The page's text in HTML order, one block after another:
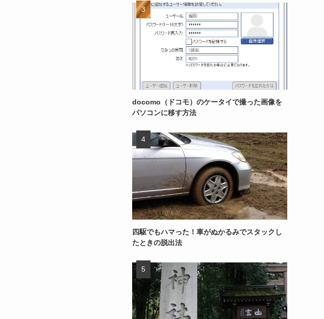
docomo（ドコモ）のケータイで撮った画像を
パソコンに移す方法
四駆でもハマった！車がぬかるみでスタックし
たときの脱出法